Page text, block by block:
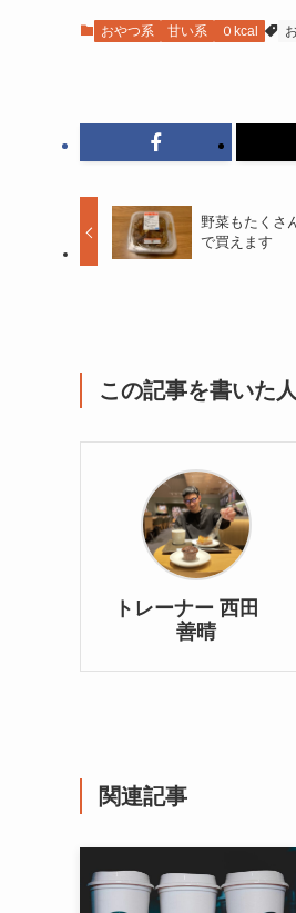
おやつ系 甘い系 ０kcal
野菜もたくさ
で買えます
この記事を書いた人
トレーナー 西田
善晴
関連記事